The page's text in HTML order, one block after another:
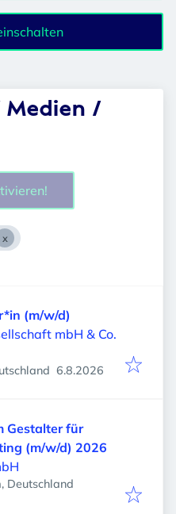
Medien /
(m/w/d)
mbH & Co.
Veröffentlicht :
6.8.2026
Gestalter für
(m/w/d) 2026
Deutschland